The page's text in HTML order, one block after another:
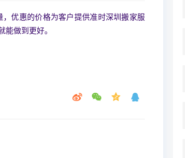
优惠的价格为客户提供准时深圳搬家服
能做到更好。